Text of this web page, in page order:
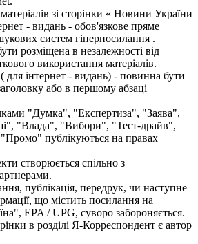
зі сторінки « Новини України
- видань - обов'язкове пряме
систем гіперпосилання .
розміщена в незалежності від
використання матеріалів.
для інтернет - видань) - повинна бути
або в першому абзаці
"Думка", "Експертиза", "Заява",
"Влада", "Вибори", "Тест-драйв",
публікуються на правах
створюється спільно з
публікація, передрук, чи наступне
що містить посилання на
EPA / UPG, суворо забороняється.
в розділі Я-Корреспондент є автор